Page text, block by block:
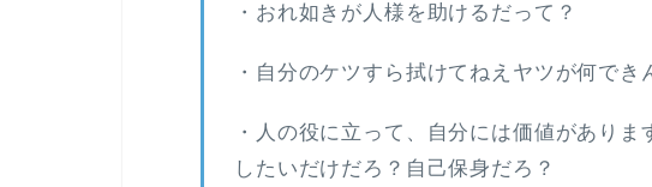
・おれ如きが人様を助けるだって？
・自分のケツすら拭けてねえヤツが何でき
・人の役に立って、自分には価値があり
したいだけだろ？自己保身だろ？